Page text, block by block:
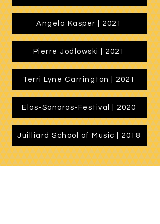
Angela Kasper | 2021
Pierre Jodlowski | 2021
Terri Lyne Carrington | 2021
Elos-Sonoros-Festival | 2020
Juilliard School of Music | 2018